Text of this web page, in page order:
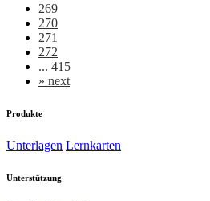
269
270
271
272
... 415
» next
Produkte
Unterlagen Lernkarten
Unterstützung